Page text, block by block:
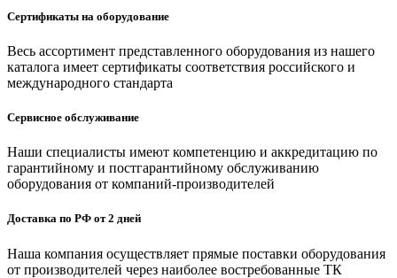
Сертификаты на оборудование
Весь ассортимент представленного оборудования из нашего
каталога имеет сертификаты соответствия российского и
международного стандарта
Сервисное обслуживание
Наши специалисты имеют компетенцию и аккредитацию по
гарантийному и постгарантийному обслуживанию
оборудования от компаний-производителей
Доставка по РФ от 2 дней
Наша компания осуществляет прямые поставки оборудования
от производителей через наиболее востребованные ТК